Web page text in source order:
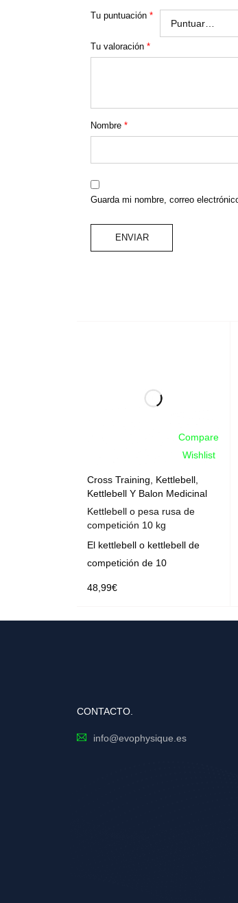
Tu puntuación *
Tu valoración *
Nombre *
Guarda mi nombre, correo
Compare
Wishlist
Cross Training Kettlebell
Kettlebell Y Balon Medicinal
Kettlebell o pesa rusa de
competición 10 kg
El kettlebell o kettlebell de
competición de 10
48,99€
CONTACTO.
info@evophysique.es